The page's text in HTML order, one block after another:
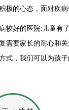
极的心态，面对疾病
好的医院:儿童有了
需要家长的耐心和
式，我们可以为孩子